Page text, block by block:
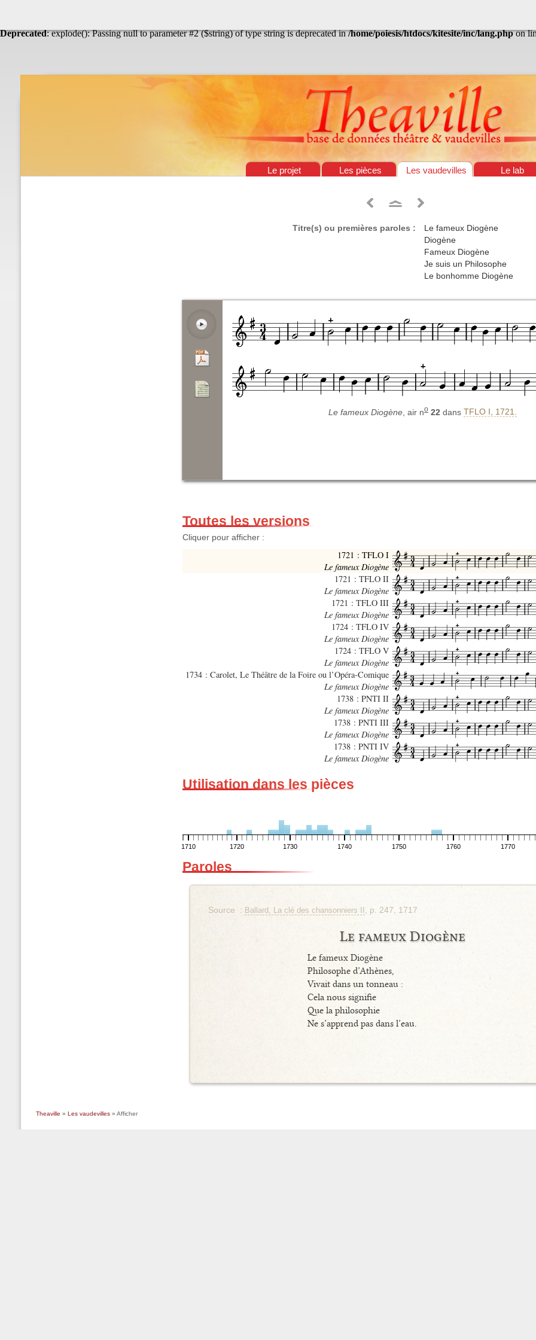
Deprecated: explode(): Passing null to parameter #2 ($string) of type string is deprecated in/home/poiesis/htdocs/kitesite/inc/lang.phpon
Théâtre & vaudevilles
Le projet Les pièces Les vaudevilles Le lab
Titre(s) ou premières paroles :
Le fameux Diogène
Diogène
Fameux Diogène
Je suis un Philosophe
Le bonhomme Diogène
Le fameux Diogène, air no 22 dans TFLO I, 1721.
Toutes les versions
Cliquer pour afficher :
1721 : TFLO I
Le fameux Diogène
1721 : TFLO II
Le fameux Diogène
1721 : TFLO III
Le fameux Diogène
1724 : TFLO IV
Le fameux Diogène
1724 : TFLO V
Le fameux Diogène
1734 : Carolet, Le Théâtre de la Foire ou l’Opéra-Comique
Le fameux Diogène
1738 : PNTI II
Le fameux Diogène
1738 : PNTI III
Le fameux Diogène
1738 : PNTI IV
Le fameux Diogène
Utilisation dans les pièces
1710 1720 1730 1740 1750 1760 1770
Paroles
Source : Ballard, La clé des chansonniers II , p. 247, 1717
Le fameux Diogène
Le fameux Diogène
Philosophe d’Athènes,
Vivait dans un tonneau :
Cela nous signifie
Que la philosophie
Ne s’apprend pas dans l’eau.
Theaville »Les vaudevilles » Afficher